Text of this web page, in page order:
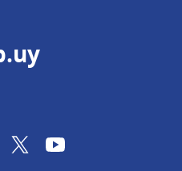
TwitterYouTube